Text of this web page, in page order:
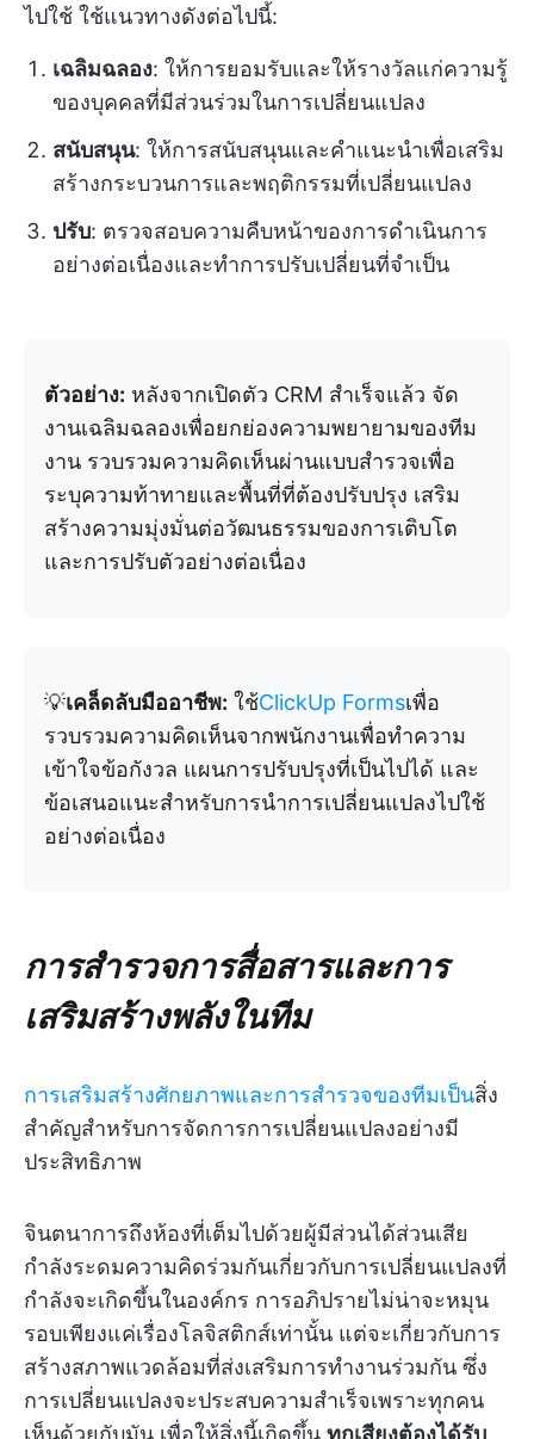
ไปใช้ ใช้แนวทางดังต่อไปนี้:
เฉลิมฉลอง: ให้การยอมรับและให้รางวัลแก่ความรู้
ของบุคคลที่มีส่วนร่วมในการเปลี่ยนแปลง
สนับสนุน: ให้การสนับสนุนและคำแนะนำเพื่อเสริม
สร้างกระบวนการและพฤติกรรมที่เปลี่ยนแปลง
ปรับ: ตรวจสอบความคืบหน้าของการดำเนินการ
อย่างต่อเนื่องและทำการปรับเปลี่ยนที่จำเป็น
ตัวอย่าง: หลังจากเปิดตัว CRM สำเร็จแล้ว จัด
งานเฉลิมฉลองเพื่อยกย่องความพยายามของทีม
งาน รวบรวมความคิดเห็นผ่านแบบสำรวจเพื่อ
ระบุความท้าทายและพื้นที่ที่ต้องปรับปรุง เสริม
สร้างความมุ่งมั่นต่อวัฒนธรรมของการเติบโต
และการปรับตัวอย่างต่อเนื่อง
💡เคล็ดลับมืออาชีพ: ใช้ClickUp Formsเพื่อ
รวบรวมความคิดเห็นจากพนักงานเพื่อทำความ
เข้าใจข้อกังวล แผนการปรับปรุงที่เป็นไปได้ และ
ข้อเสนอแนะสำหรับการนำการเปลี่ยนแปลงไปใช้
อย่างต่อเนื่อง
การสำรวจการสื่อสารและการ
เสริมสร้างพลังในทีม
การเสริมสร้างศักยภาพและการสำรวจของทีมเป็นสิ่ง
สำคัญสำหรับการจัดการการเปลี่ยนแปลงอย่างมี
ประสิทธิภาพ
จินตนาการถึงห้องที่เต็มไปด้วยผู้มีส่วนได้ส่วนเสีย
กำลังระดมความคิดร่วมกันเกี่ยวกับการเปลี่ยนแปลงที่
กำลังจะเกิดขึ้นในองค์กร การอภิปรายไม่น่าจะหมุน
รอบเพียงแค่เรื่องโลจิสติกส์เท่านั้น แต่จะเกี่ยวกับการ
สร้างสภาพแวดล้อมที่ส่งเสริมการทำงานร่วมกัน ซึ่ง
การเปลี่ยนแปลงจะประสบความสำเร็จเพราะทุกคน
เห็นด้วยกับมัน เพื่อให้สิ่งนี้เกิดขึ้น ทุกเสียงต้องได้รับ